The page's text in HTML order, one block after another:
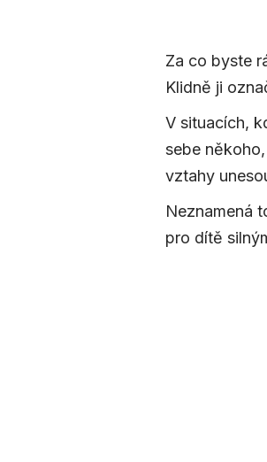
Za co byste
Klidně ji
V situacích,
sebe
vztahy
Neznamená
pro dítě